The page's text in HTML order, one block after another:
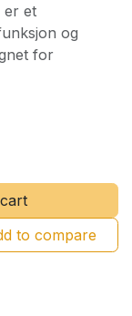
er et
og
for
to compare